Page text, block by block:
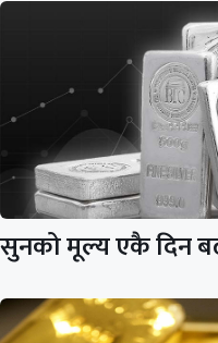
सुनको मूल्य एकै दिन